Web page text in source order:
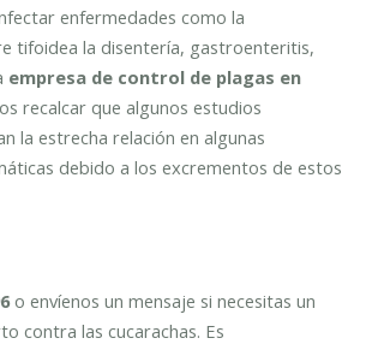
enfermedades como la
tifoidea la disentería, gastroenteritis,
empresa de control de plagas en
recalcar que algunos estudios
la estrecha relación en algunas
debido a los excrementos de estos
o envíenos un mensaje si necesitas un
contra las cucarachas. Es